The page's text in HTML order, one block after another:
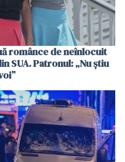
românce de neînlocuit
SUA. Patronul: „Nu știu